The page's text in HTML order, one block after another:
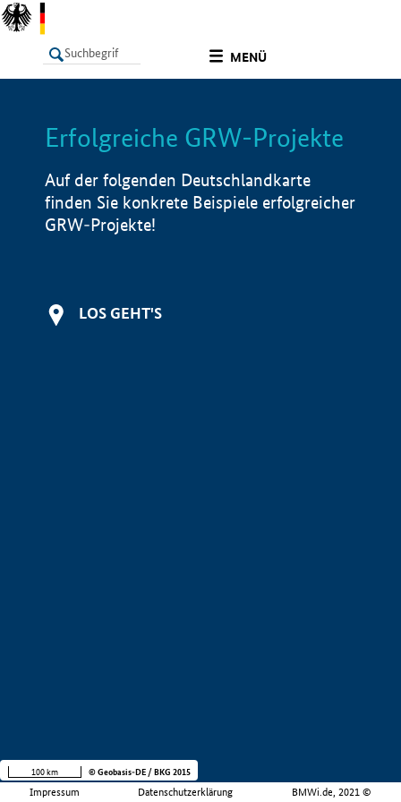
MENÜ
LISTE Info
Erfolgreiche GRW-Projekte
Auf der folgenden Deutschlandkarte
finden Sie konkrete Beispiele erfolgreicher
GRW-Projekte!
LOS GEHT'S
Impressum Datenschutzerklärung BMWi.de, 2021 ©
100 km © Geobasis-DE / BKG 2015